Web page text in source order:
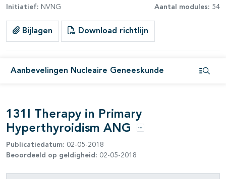
Initiatief: NVNG Aantal modules: 54
Bijlagen Download richtlijn
Aanbevelingen Nucleaire Geneeskunde
131I Therapy in Primary
Hyperthyroidism ANG
Opties
Publicatiedatum: 02-05-2018
Beoordeeld op geldigheid: 02-05-2018